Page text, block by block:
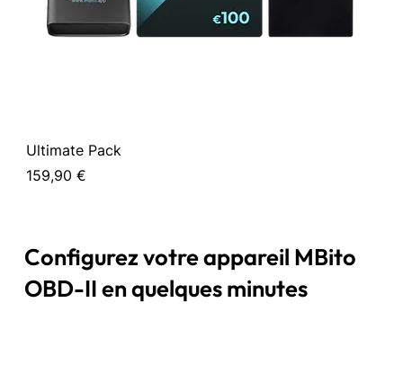
Ultimate Pack
Prix
159,90 €
Configurez votre appareil MBito
OBD-II en quelques minutes